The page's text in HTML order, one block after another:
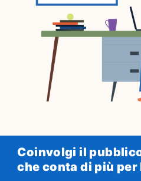
Coinvolgi il
che conta di più per